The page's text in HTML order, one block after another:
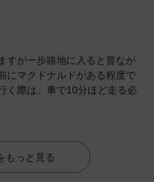
すが一歩路地に入ると昔なが
にマクドナルドがある程度で
く際は、車で10分ほど走る必
もっと見る